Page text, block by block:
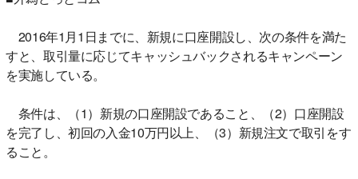
2016年1月1日までに、新規に口座開設し、次の条件を満た
すと、取引量に応じてキャッシュバックされるキャンペーン
を実施している。
条件は、（1）新規の口座開設であること、（2）口座開設
を完了し、初回の入金10万円以上、（3）新規注文で取引をす
ること。